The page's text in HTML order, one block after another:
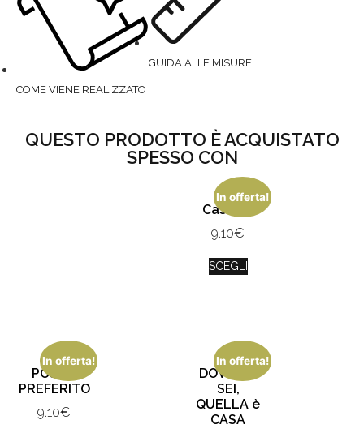
COME VIENE REALIZZATO
GUIDA ALLE MISURE
QUESTO PRODOTTO È ACQUISTATO
SPESSO CON
In offerta!
Casetta
9.10€
SCEGLI
In offerta!
POSTO
PREFERITO
9.10€
In offerta!
DOVE TU
SEI,
QUELLA è
CASA